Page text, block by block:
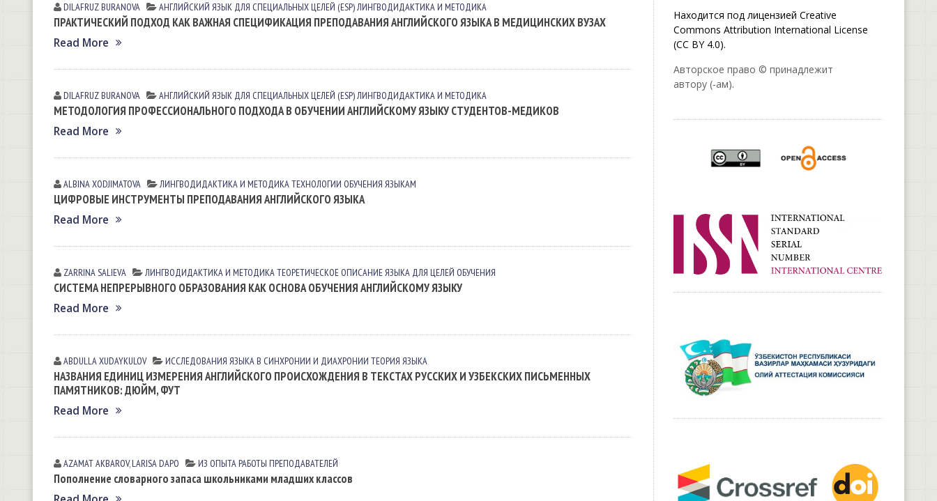
DILAFRUZ BURANOVA АНГЛИЙСКИЙ ЯЗЫК ДЛЯ СПЕЦИАЛЬНЫХ ЦЕЛЕЙ (ESP)ЛИНГВОДИДАКТИКА И МЕТОДИКА
ПРАКТИЧЕСКИЙ ПОДХОД КАК ВАЖНАЯ СПЕЦИФИКАЦИЯ ПРЕПОДАВАНИЯ АНГЛИЙСКОГО ЯЗЫКА В МЕДИЦИНСКИХ ВУЗАХ
Read More
DILAFRUZ BURANOVA АНГЛИЙСКИЙ ЯЗЫК ДЛЯ СПЕЦИАЛЬНЫХ ЦЕЛЕЙ (ESP)ЛИНГВОДИДАКТИКА И МЕТОДИКА
МЕТОДОЛОГИЯ ПРОФЕССИОНАЛЬНОГО ПОДХОДА В ОБУЧЕНИИ АНГЛИЙСКОМУ ЯЗЫКУ СТУДЕНТОВ-МЕДИКОВ
Read More
ALBINA XODJIMATOVA ЛИНГВОДИДАКТИКА И МЕТОДИКАТЕХНОЛОГИИ ОБУЧЕНИЯ ЯЗЫКАМ
ЦИФРОВЫЕ ИНСТРУМЕНТЫ ПРЕПОДАВАНИЯ АНГЛИЙСКОГО ЯЗЫКА
Read More
ZARRINA SАLIEVА ЛИНГВОДИДАКТИКА И МЕТОДИКАТЕОРЕТИЧЕСКОЕ ОПИСАНИЕ ЯЗЫКА ДЛЯ ЦЕЛЕЙ ОБУЧЕНИЯ
СИСТЕМА НЕПРЕРЫВНОГО ОБРАЗОВАНИЯ КАК ОСНОВА ОБУЧЕНИЯ АНГЛИЙСКОМУ ЯЗЫКУ
Read More
ABDULLA XUDAYKULOV ИССЛЕДОВАНИЯ ЯЗЫКА В СИНХРОНИИ И ДИАХРОНИИ ТЕОРИЯ ЯЗЫКА
НАЗВАНИЯ ЕДИНИЦ ИЗМЕРЕНИЯ АНГЛИЙСКОГО ПРОИСХОЖДЕНИЯ В ТЕКСТАХ РУССКИХ И УЗБЕКСКИХ ПИСЬМЕННЫХ
ПАМЯТНИКОВ: ДЮЙМ, ФУТ
Read More
AZAMAT AKBAROV,LARISA DАPO ИЗ ОПЫТА РАБОТЫ ПРЕПОДАВАТЕЛЕЙ
Пополнение словарного запаса школьниками младших классов
Находится под лицензией Creative
Commons Attribution International License
(CC BY 4.0).
Авторское право © принадлежит
автору (-ам).